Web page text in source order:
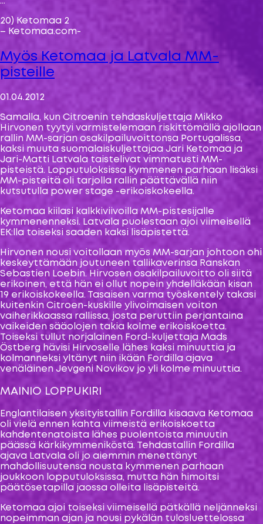
20) Ketomaa 2
– Ketomaa.com-
Myös Ketomaa ja Latvala MM-
pisteille
01.04.2012
Samalla, kun Citroenin tehdaskuljettaja Mikko
Hirvonen tyytyi varmistelemaan riskittömällä ajollaan
rallin MM-sarjan osakilpailuvoittonsa Portugalissa,
kaksi muuta suomalaiskuljettajaa Jari Ketomaa ja
Jari-Matti Latvala taistelivat vimmatusti MM-
pisteistä. Lopputuloksissa kymmenen parhaan lisäksi
MM-pisteitä oli tarjolla rallin päättävällä niin
kutsutulla power stage -erikoiskokeella.
Ketomaa kiilasi kalkkiviivoilla MM-pistesijalle
kymmenenneksi. Latvala puolestaan ajoi viimeisellä
EK:lla toiseksi saaden kaksi lisäpistettä.
Hirvonen nousi voitollaan myös MM-sarjan johtoon ohi
keskeyttämään joutuneen tallikaverinsa Ranskan
Sebastien Loebin. Hirvosen osakilpailuvoitto oli siitä
erikoinen, että hän ei ollut nopein yhdelläkään kisan
19 erikoiskokeella. Tasaisen varma työskentely takasi
kuitenkin Citroen-kuskille ylivoimaisen voiton
vaiherikkaassa rallissa, josta peruttiin perjantaina
vaikeiden sääolojen takia kolme erikoiskoetta.
Toiseksi tullut norjalainen Ford-kuljettaja Mads
Östberg hävisi Hirvoselle lähes kaksi minuuttia ja
kolmanneksi yltänyt niin ikään Fordilla ajava
venäläinen Jevgeni Novikov jo yli kolme minuuttia.
MAINIO LOPPUKIRI
Englantilaisen yksityistallin Fordilla kisaava Ketomaa
oli vielä ennen kahta viimeistä erikoiskoetta
kahdentenatoista lähes puolentoista minuutin
päässä kärkikymmeniköstä. Tehdastallin Fordilla
ajava Latvala oli jo aiemmin menettänyt
mahdollisuutensa nousta kymmenen parhaan
joukkoon lopputuloksissa, mutta hän himoitsi
päätösetapilla jaossa olleita lisäpisteitä.
Ketomaa ajoi toiseksi viimeisellä pätkällä neljänneksi
nopeimman ajan ja nousi pykälän tulosluettelossa